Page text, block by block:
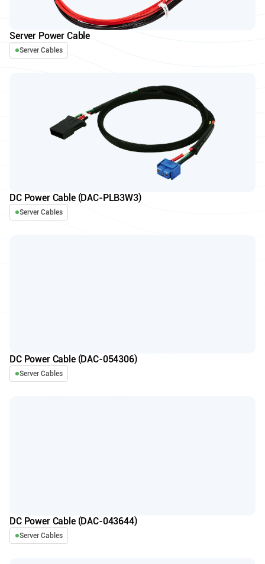
Server Power Cable
Server Cables
DC Power Cable (DAC-PLB3W3)
Server Cables
DC Power Cable (DAC-054306)
Server Cables
DC Power Cable (DAC-043644)
Server Cables